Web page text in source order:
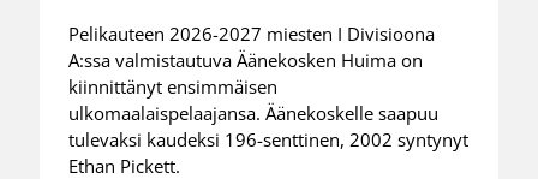
Pelikauteen 2026-2027 miesten I Divisioona
A:ssa valmistautuva Äänekosken Huima on
kiinnittänyt ensimmäisen
ulkomaalaispelaajansa. Äänekoskelle saapuu
tulevaksi kaudeksi 196-senttinen, 2002 syntynyt
Ethan Pickett.